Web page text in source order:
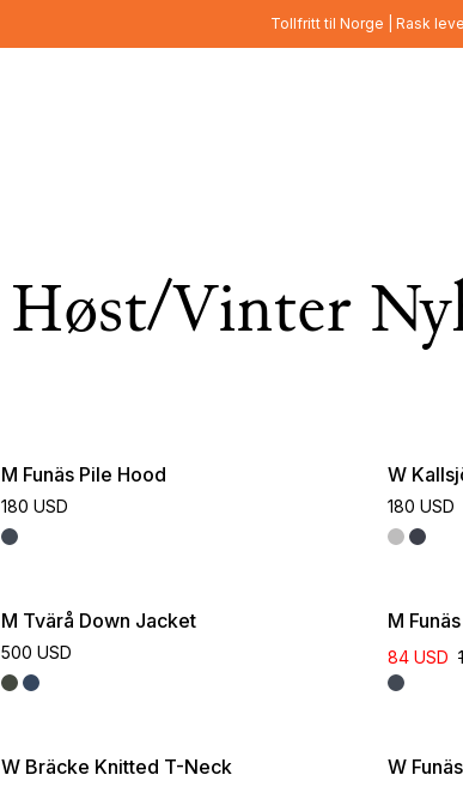
Tollfritt til Norge | Rask
Høst/Vinter
M Funäs Pile Hood
180 USD
W
180 USD
M Tvärå Down Jacket
500 USD
M
84 USD
W Bräcke Knitted T-Neck W